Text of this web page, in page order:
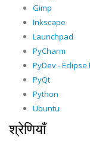
Gimp
Inkscape
Launchpad
PyCharm
PyDev - Eclipse
PyQt
Python
Ubuntu
श्रेणियाँ